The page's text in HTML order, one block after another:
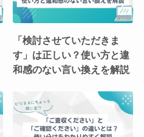
「検討させていただきま
す」は正しい？使い方と違
和感のない言い換えを解説